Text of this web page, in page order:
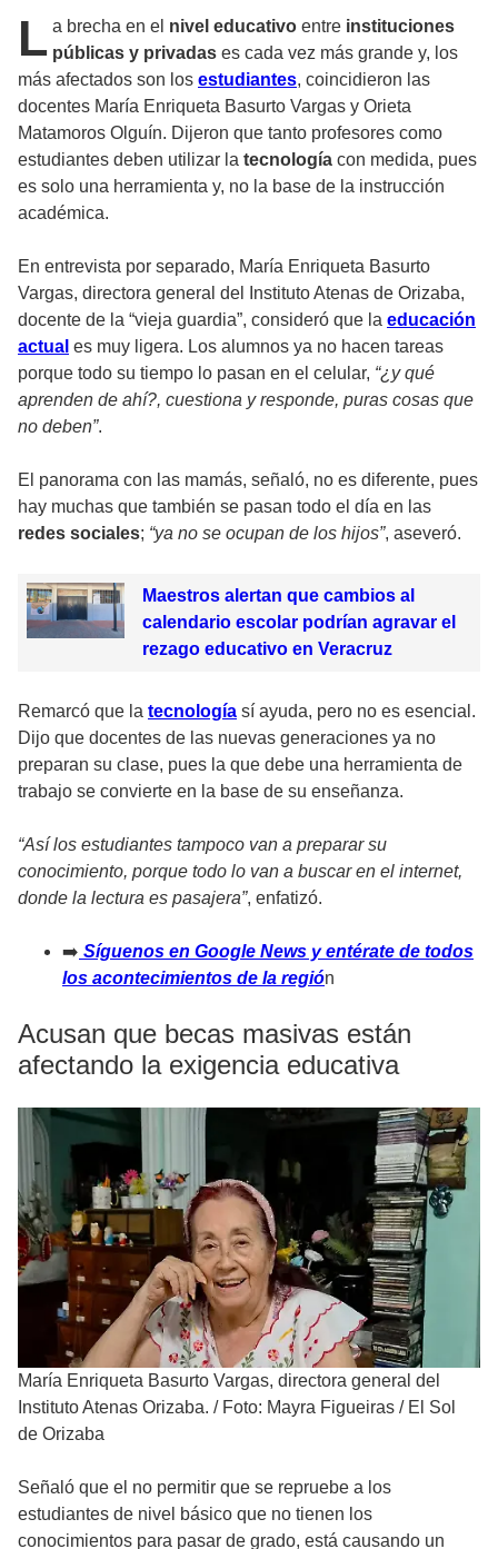
L a brecha en el nivel educativo entre instituciones
públicas y privadas es cada vez más grande y, los
más afectados son los estudiantes, coincidieron las
docentes María Enriqueta Basurto Vargas y Orieta
Matamoros Olguín. Dijeron que tanto profesores como
estudiantes deben utilizar la tecnología con medida, pues
es solo una herramienta y, no la base de la instrucción
académica.
En entrevista por separado, María Enriqueta Basurto
Vargas, directora general del Instituto Atenas de Orizaba,
docente de la “vieja guardia”, consideró que la educación
actual es muy ligera. Los alumnos ya no hacen tareas
porque todo su tiempo lo pasan en el celular, “¿y qué
aprenden de ahí?, cuestiona y responde, puras cosas que
no deben”.
El panorama con las mamás, señaló, no es diferente, pues
hay muchas que también se pasan todo el día en las
redes sociales; “ya no se ocupan de los hijos”, aseveró.
Maestros alertan que cambios al
calendario escolar podrían agravar el
rezago educativo en Veracruz
Remarcó que la tecnología sí ayuda, pero no es esencial.
Dijo que docentes de las nuevas generaciones ya no
preparan su clase, pues la que debe una herramienta de
trabajo se convierte en la base de su enseñanza.
“Así los estudiantes tampoco van a preparar su
conocimiento, porque todo lo van a buscar en el internet,
donde la lectura es pasajera”, enfatizó.
➡️ Síguenos en Google News y entérate de todos
los acontecimientos de la región
Acusan que becas masivas están
afectando la exigencia educativa
María Enriqueta Basurto Vargas, directora general del
Instituto Atenas Orizaba. / Foto: Mayra Figueiras / El Sol
de Orizaba
Señaló que el no permitir que se repruebe a los
estudiantes de nivel básico que no tienen los
conocimientos para pasar de grado, está causando un